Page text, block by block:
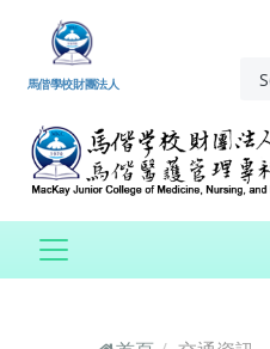
跳到主要內容
馬偕學校財團法人